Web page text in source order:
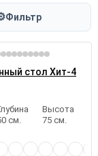
Фильтр
стол Хит-4
см.
Высота
75 см.